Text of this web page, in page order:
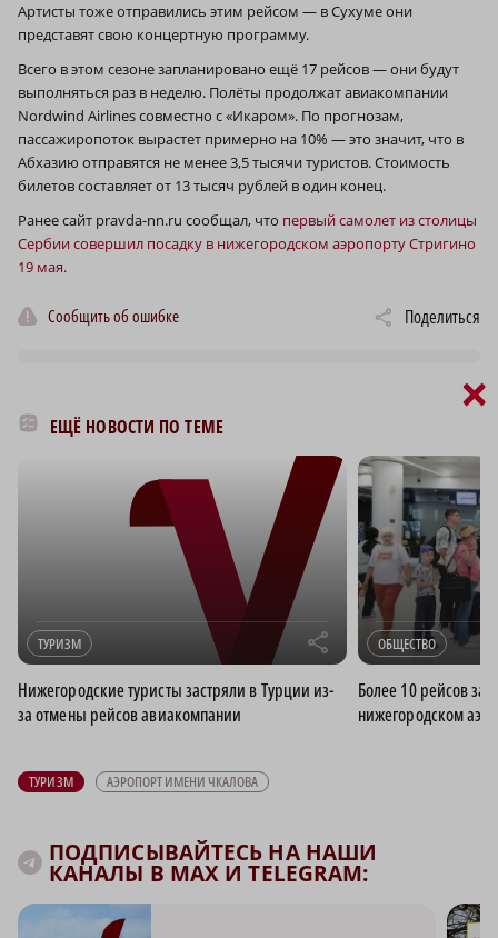
Артисты тоже отправились этим рейсом — в Сухуме они
представят свою концертную программу.
Всего в этом сезоне запланировано ещё 17 рейсов — они будут
выполняться раз в неделю. Полёты продолжат авиакомпании
Nordwind Airlines совместно с «Икаром». По прогнозам,
пассажиропоток вырастет примерно на 10% — это значит, что в
Абхазию отправятся не менее 3,5 тысячи туристов. Стоимость
билетов составляет от 13 тысяч рублей в один конец.
Ранее сайт pravda-nn.ru сообщал, что первый самолет из столицы
Сербии совершил посадку в нижегородском аэропорту Стригино
19 мая.
Сообщить об ошибке Поделиться
ЕЩЁ НОВОСТИ ПО ТЕМЕ
ТУРИЗМ r
Нижегородские туристы застряли в Турции из-
за отмены рейсов авиакомпании
ОБЩЕСТВО
Более 10 рейсов
нижегородском
ТУРИЗМ АЭРОПОРТ ИМЕНИ ЧКАЛОВА
ПОДПИСЫВАЙТЕСЬ НА НАШИ
КАНАЛЫ В MAX И TELEGRAM:
×